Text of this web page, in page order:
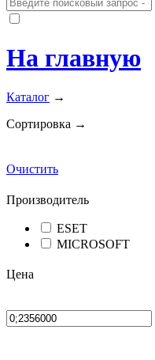
На главную
Каталог →
Сортировка →
Очистить
Производитель
ESET
MICROSOFT
Цена